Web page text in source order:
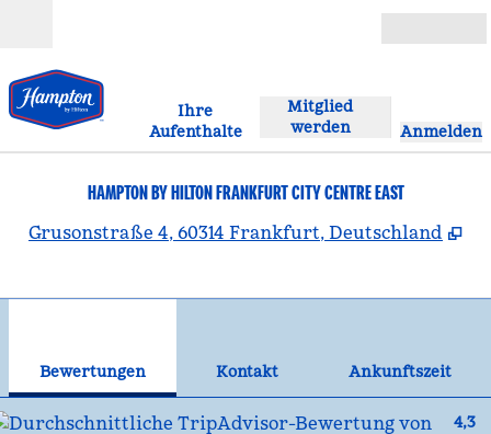
Ihre
Aufenthalte
Mitglied
werden
Anmelden
HAMPTON BY HILTON FRANKFURT CITY CENTRE EAST
Grusonstraße 4, 60314 Frankfurt, Deutschland ,
Bewertungen Kontakt
Ankunftszeit
4,3